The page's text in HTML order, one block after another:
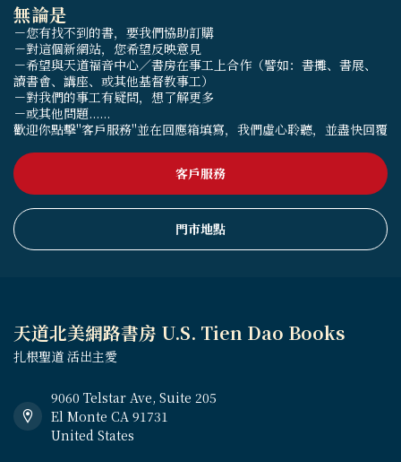
無論是
－您有找不到的書，要我們協助訂購
－對這個新網站，您希望反映意見
－希望與天道福音中心／書房在事工上合作（譬如：書攤、書展、
讀書會、講座、或其他基督教事工）
－對我們的事工有疑問，想了解更多
－或其他問題......
歡迎你點擊"客戶服務"並在回應箱填寫，我們虛心聆聽，並盡快回覆
客戶服務
門市地點
天道北美網路書房 U.S. Tien Dao Books
扎根聖道 活出主愛
9060 Telstar Ave, Suite 205
El Monte CA 91731
United States